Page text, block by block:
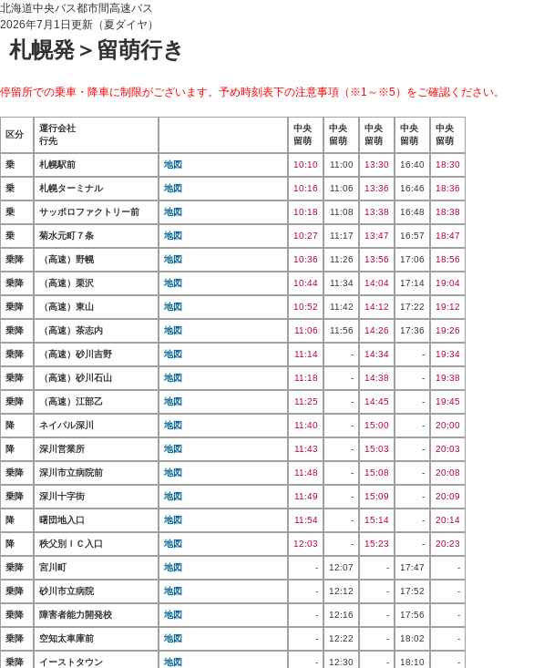
北海道中央バス都市間高速バス
2026年7月1日更新（夏ダイヤ）
札幌発＞留萌行き
停留所での乗車・降車に制限がございます。予め時刻表下の注意事項（※1～※5）をご確認ください。
区分
運行会社
行先
中央
留萌
中央
留萌
中央
留萌
中央
留萌
中央
留萌
乗 札幌駅前 地図 10:10 11:00 13:30 16:40 18:30
乗 札幌ターミナル 地図 10:16 11:06 13:36 16:46 18:36
乗 サッポロファクトリー前 地図 10:18 11:08 13:38 16:48 18:38
乗 菊水元町７条 地図 10:27 11:17 13:47 16:57 18:47
乗降 （高速）野幌 地図 10:36 11:26 13:56 17:06 18:56
乗降 （高速）栗沢 地図 10:44 11:34 14:04 17:14 19:04
乗降 （高速）東山 地図 10:52 11:42 14:12 17:22 19:12
乗降 （高速）茶志内 地図 11:06 11:56 14:26 17:36 19:26
乗降 （高速）砂川吉野 地図 11:14 - 14:34 - 19:34
乗降 （高速）砂川石山 地図 11:18 - 14:38 - 19:38
乗降 （高速）江部乙 地図 11:25 - 14:45 - 19:45
降 ネイパル深川 地図 11:40 - 15:00 - 20:00
降 深川営業所 地図 11:43 - 15:03 - 20:03
乗降 深川市立病院前 地図 11:48 - 15:08 - 20:08
乗降 深川十字街 地図 11:49 - 15:09 - 20:09
降 曙団地入口 地図 11:54 - 15:14 - 20:14
降 秩父別ＩＣ入口 地図 12:03 - 15:23 - 20:23
乗降 宮川町 地図 - 12:07 - 17:47 -
乗降 砂川市立病院 地図 - 12:12 - 17:52 -
乗降 障害者能力開発校 地図 - 12:16 - 17:56 -
乗降 空知太車庫前 地図 - 12:22 - 18:02 -
乗降 イーストタウン 地図 - 12:30 - 18:10 -